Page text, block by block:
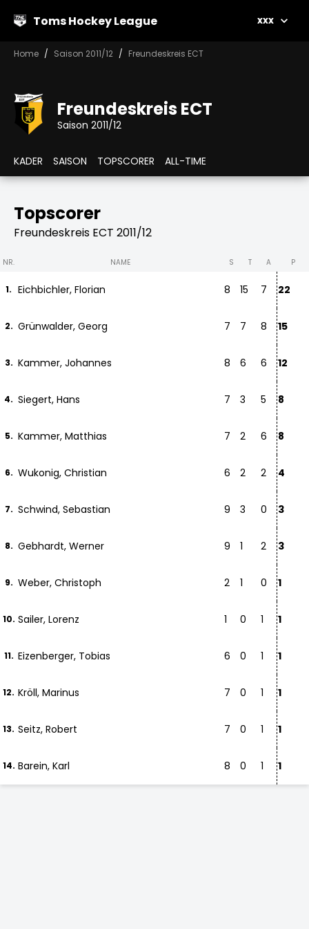
Toms Hockey League xxx
Home Saison 2011/12 Freundeskreis ECT
Freundeskreis ECT
Saison 2011/12
KADER SAISON TOPSCORER ALL-TIME
Topscorer
Freundeskreis ECT 2011/12
NR. NAME S T A P
1. Eichbichler, Florian 8 15 7 22
2. Grünwalder, Georg 7 7 8 15
3. Kammer, Johannes 8 6 6 12
4. Siegert, Hans 7 3 5 8
5. Kammer, Matthias 7 2 6 8
6. Wukonig, Christian 6 2 2 4
7. Schwind, Sebastian 9 3 0 3
8. Gebhardt, Werner 9 1 2 3
9. Weber, Christoph 2 1 0 1
10. Sailer, Lorenz 1 0 1 1
11. Eizenberger, Tobias 6 0 1 1
12. Kröll, Marinus 7 0 1 1
13. Seitz, Robert 7 0 1 1
14. Barein, Karl 8 0 1 1